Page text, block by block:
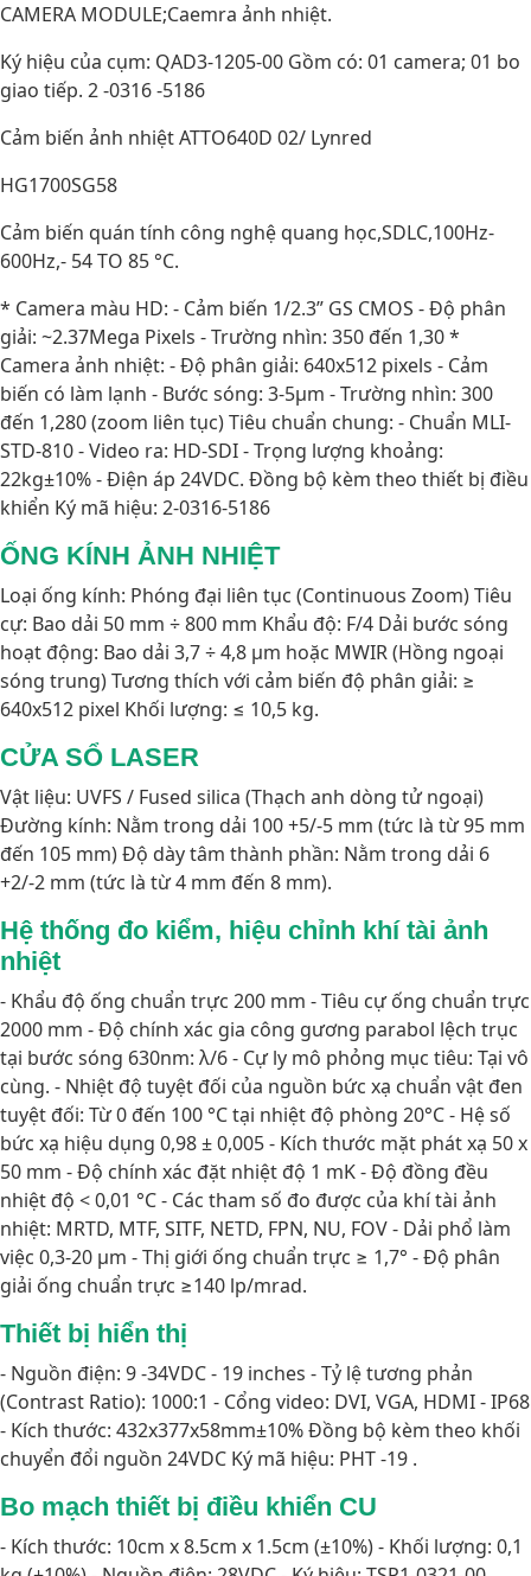
CAMERA MODULE;Caemra ảnh nhiệt.
Ký hiệu của cụm: QAD3-1205-00 Gồm có: 01 camera; 01 bo
giao tiếp. 2 -0316 -5186
Cảm biến ảnh nhiệt ATTO640D 02/ Lynred
HG1700SG58
Cảm biến quán tính công nghệ quang học,SDLC,100Hz-
600Hz,- 54 TO 85 °C.
* Camera màu HD: - Cảm biến 1/2.3” GS CMOS - Độ phân
giải: ~2.37Mega Pixels - Trường nhìn: 350 đến 1,30 *
Camera ảnh nhiệt: - Độ phân giải: 640x512 pixels - Cảm
biến có làm lạnh - Bước sóng: 3-5µm - Trường nhìn: 300
đến 1,280 (zoom liên tục) Tiêu chuẩn chung: - Chuẩn MLI-
STD-810 - Video ra: HD-SDI - Trọng lượng khoảng:
22kg±10% - Điện áp 24VDC. Đồng bộ kèm theo thiết bị điều
khiển Ký mã hiệu: 2-0316-5186
ỐNG KÍNH ẢNH NHIỆT
Loại ống kính: Phóng đại liên tục (Continuous Zoom) Tiêu
cự: Bao dải 50 mm ÷ 800 mm Khẩu độ: F/4 Dải bước sóng
hoạt động: Bao dải 3,7 ÷ 4,8 µm hoặc MWIR (Hồng ngoại
sóng trung) Tương thích với cảm biến độ phân giải: ≥
640x512 pixel Khối lượng: ≤ 10,5 kg.
CỬA SỔ LASER
Vật liệu: UVFS / Fused silica (Thạch anh dòng tử ngoại)
Đường kính: Nằm trong dải 100 +5/-5 mm (tức là từ 95 mm
đến 105 mm) Độ dày tâm thành phần: Nằm trong dải 6
+2/-2 mm (tức là từ 4 mm đến 8 mm).
Hệ thống đo kiểm, hiệu chỉnh khí tài ảnh
nhiệt
- Khẩu độ ống chuẩn trực 200 mm - Tiêu cự ống chuẩn trực
2000 mm - Độ chính xác gia công gương parabol lệch trục
tại bước sóng 630nm: λ/6 - Cự ly mô phỏng mục tiêu: Tại vô
cùng. - Nhiệt độ tuyệt đối của nguồn bức xạ chuẩn vật đen
tuyệt đối: Từ 0 đến 100 °C tại nhiệt độ phòng 20°C - Hệ số
bức xạ hiệu dụng 0,98 ± 0,005 - Kích thước mặt phát xạ 50 x
50 mm - Độ chính xác đặt nhiệt độ 1 mK - Độ đồng đều
nhiệt độ < 0,01 °C - Các tham số đo được của khí tài ảnh
nhiệt: MRTD, MTF, SITF, NETD, FPN, NU, FOV - Dải phổ làm
việc 0,3-20 µm - Thị giới ống chuẩn trực ≥ 1,7° - Độ phân
giải ống chuẩn trực ≥140 lp/mrad.
Thiết bị hiển thị
- Nguồn điện: 9 -34VDC - 19 inches - Tỷ lệ tương phản
(Contrast Ratio): 1000:1 - Cổng video: DVI, VGA, HDMI - IP68
- Kích thước: 432x377x58mm±10% Đồng bộ kèm theo khối
chuyển đổi nguồn 24VDC Ký mã hiệu: PHT -19 .
Bo mạch thiết bị điều khiển CU
- Kích thước: 10cm x 8.5cm x 1.5cm (±10%) - Khối lượng: 0,1